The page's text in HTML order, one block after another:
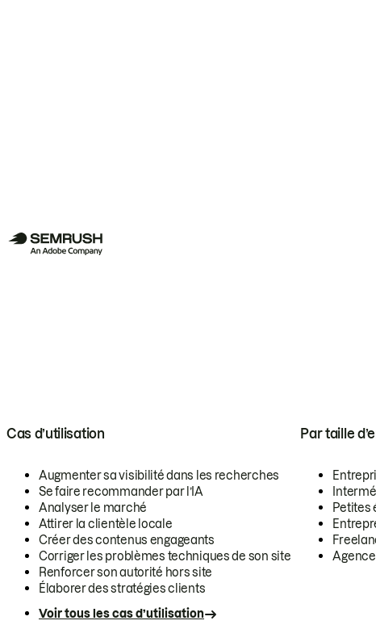
Cas d’utilisation
Augmenter sa visibilité dans les recherches
Se faire recommander par l’IA
Analyser le marché
Attirer la clientèle locale
Créer des contenus engageants
Corriger les problèmes techniques de son site
Renforcer son autorité hors site
Élaborer des stratégies clients
Voir tous les cas d’utilisation
Par taille
Petites